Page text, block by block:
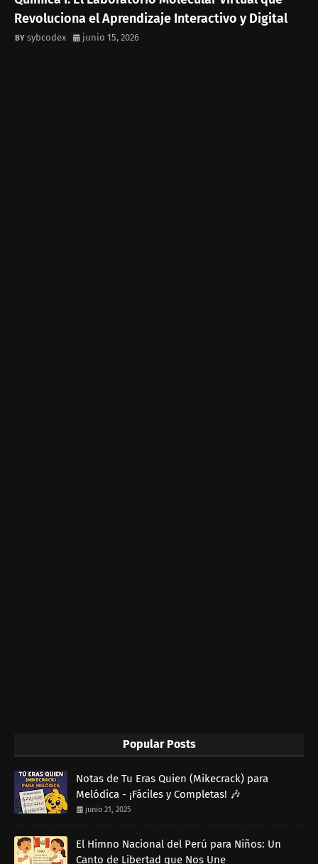
Revoluciona el Aprendizaje Interactivo y Digital
sybcodex junio 15, 2026
Popular Posts
Notas de Tu Eras Quien (Mikecrack) para
Melódica - ¡Fáciles y Completas! 🎶
junio 21, 2025
El Himno Nacional del Perú para Niños: Un
Canto de Libertad que Nos Une